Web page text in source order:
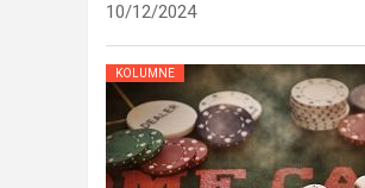
10/12/2024
KOLUMNE